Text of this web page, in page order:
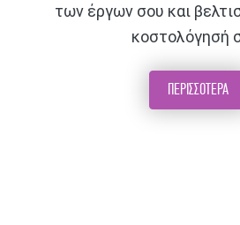
των έργων σου και
κοστολόγησή
ΠΕΡΙΣΣΟΤΕΡΑ